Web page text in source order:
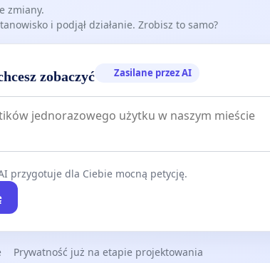
zmiany.
i podjął działanie. Zrobisz to samo?
zobaczyć Zasilane przez AI
przygotuje dla Ciebie mocną petycję.
Prywatność już na etapie projektowania